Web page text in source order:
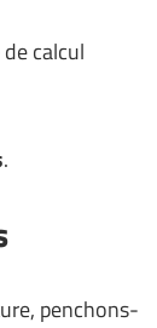
calcul
.
penchons-